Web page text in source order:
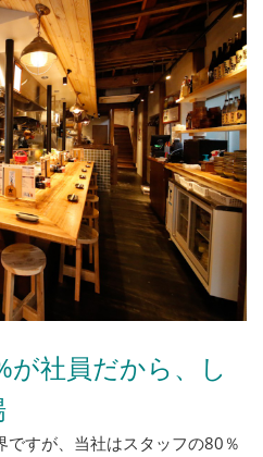
社員だから、し
ですが、当社はスタッフの80％